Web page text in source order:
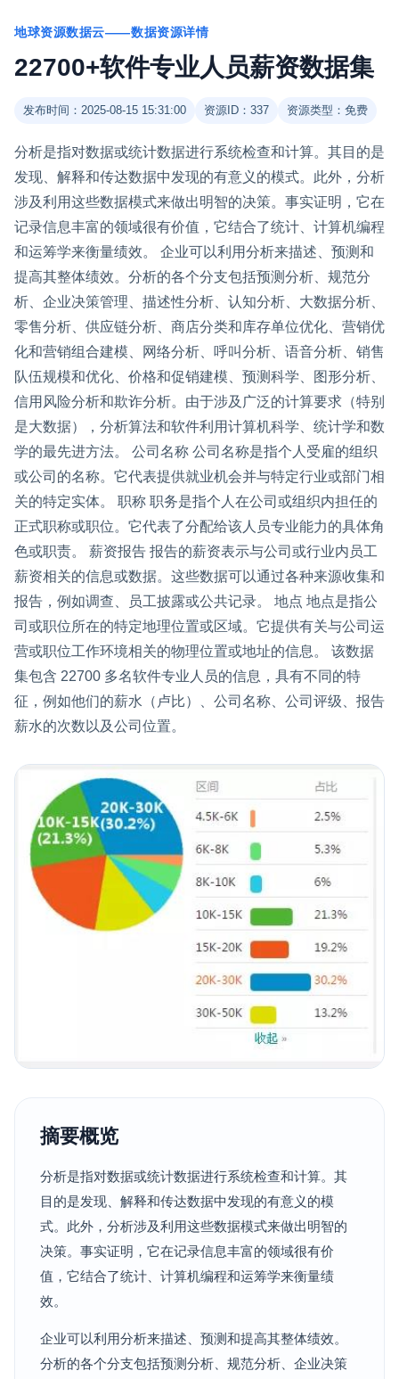
地球资源数据云——数据资源详情
22700+软件专业人员薪资数据集
发布时间：2025-08-15 15:31:00 资源ID：337 资源类型：免费
分析是指对数据或统计数据进行系统检查和计算。其目的是
发现、解释和传达数据中发现的有意义的模式。此外，分析
涉及利用这些数据模式来做出明智的决策。事实证明，它在
记录信息丰富的领域很有价值，它结合了统计、计算机编程
和运筹学来衡量绩效。 企业可以利用分析来描述、预测和
提高其整体绩效。分析的各个分支包括预测分析、规范分
析、企业决策管理、描述性分析、认知分析、大数据分析、
零售分析、供应链分析、商店分类和库存单位优化、营销优
化和营销组合建模、网络分析、呼叫分析、语音分析、销售
队伍规模和优化、价格和促销建模、预测科学、图形分析、
信用风险分析和欺诈分析。由于涉及广泛的计算要求（特别
是大数据），分析算法和软件利用计算机科学、统计学和数
学的最先进方法。 公司名称 公司名称是指个人受雇的组织
或公司的名称。它代表提供就业机会并与特定行业或部门相
关的特定实体。 职称 职务是指个人在公司或组织内担任的
正式职称或职位。它代表了分配给该人员专业能力的具体角
色或职责。 薪资报告 报告的薪资表示与公司或行业内员工
薪资相关的信息或数据。这些数据可以通过各种来源收集和
报告，例如调查、员工披露或公共记录。 地点 地点是指公
司或职位所在的特定地理位置或区域。它提供有关与公司运
营或职位工作环境相关的物理位置或地址的信息。 该数据
集包含 22700 多名软件专业人员的信息，具有不同的特
征，例如他们的薪水（卢比）、公司名称、公司评级、报告
薪水的次数以及公司位置。
摘要概览
分析是指对数据或统计数据进行系统检查和计算。其
目的是发现、解释和传达数据中发现的有意义的模
式。此外，分析涉及利用这些数据模式来做出明智的
决策。事实证明，它在记录信息丰富的领域很有价
值，它结合了统计、计算机编程和运筹学来衡量绩
效。
企业可以利用分析来描述、预测和提高其整体绩效。
分析的各个分支包括预测分析、规范分析、企业决策